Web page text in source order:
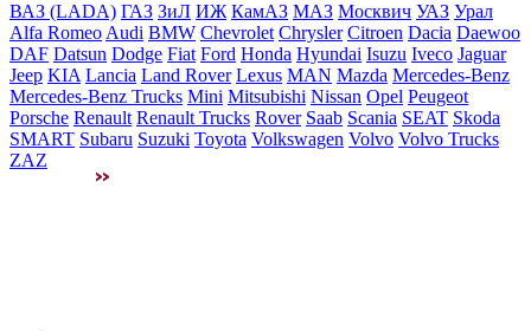
ВАЗ (LADA) ГАЗ ЗиЛ ИЖ КамАЗ МАЗ Москвич УАЗ Урал
Alfa Romeo Audi BMW Chevrolet Chrysler Citroen Dacia Daewoo
DAF Datsun Dodge Fiat Ford Honda Hyundai Isuzu Iveco Jaguar
Jeep KIA Lancia Land Rover Lexus MAN Mazda Mercedes-Benz
Mercedes-Benz Trucks Mini Mitsubishi Nissan Opel Peugeot
Porsche Renault Renault Trucks Rover Saab Scania SEAT Skoda
SMART Subaru Suzuki Toyota Volkswagen Volvo Volvo Trucks
ZAZ